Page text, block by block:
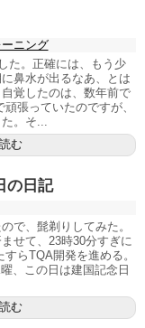
ニング
た。正確には、もう少
鼻水が出るなあ、とは
覚したのは、数年前で
張っていたのですが、
。そ...
む
の日記
で、髭剃りしてみた。
せて、23時30分すぎに
らTQA開発を進める。
、この日は建国記念日
む